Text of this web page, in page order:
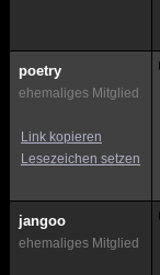
poetry
ehemaliges Mitglied
Link kopieren
Lesezeichen setzen
jangoo
ehemaliges Mitglied